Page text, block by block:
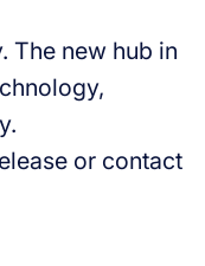
The new hub in
or contact